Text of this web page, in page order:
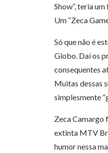
Show”, teria
Um “Zeca
Só que não é
Globo. Daí os
consequentes
Muitas dessas
simplesmente
Zeca Camargo
extinta MTV
humor nessa